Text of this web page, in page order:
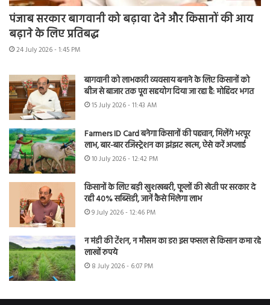
पंजाब सरकार बागवानी को बढ़ावा देने और किसानों की आय
बढ़ाने के लिए प्रतिबद्ध
24 July 2026 - 1:45 PM
बागवानी को लाभकारी व्यवसाय बनाने के लिए किसानों को
बीज से बाजार तक पूरा सहयोग दिया जा रहा है: मोहिंदर भगत
15 July 2026 - 11:43 AM
Farmers ID Card बनेगा किसानों की पहचान, मिलेंगे भरपूर
लाभ, बार-बार रजिस्ट्रेशन का झंझट खत्म, ऐसे करें अप्लाई
10 July 2026 - 12:42 PM
किसानों के लिए बड़ी खुशखबरी, फूलों की खेती पर सरकार दे
रही 40% सब्सिडी, जानें कैसे मिलेगा लाभ
9 July 2026 - 12:46 PM
न मंडी की टेंशन, न मौसम का डर! इस फसल से किसान कमा रहे
लाखों रुपये
8 July 2026 - 6:07 PM